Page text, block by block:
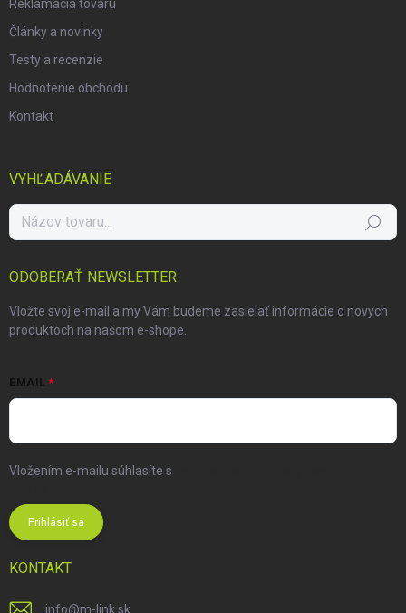
Reklamácia tovaru
Články a novinky
Testy a recenzie
Hodnotenie obchodu
Kontakt
VYHĽADÁVANIE
Hľadať
ODOBERAŤ NEWSLETTER
Vložte svoj e-mail a my Vám budeme zasielať informácie o nových
produktoch na našom e-shope.
EMAIL
Vložením e-mailu súhlasíte s
Prihlásiť sa
KONTAKT
info@m-link.sk